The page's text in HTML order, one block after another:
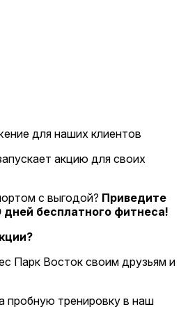
для наших клиентов
акцию для своих
с выгодой? Приведите
дней бесплатного фитнеса!
Парк Восток своим друзьям и
пробную тренировку в наш